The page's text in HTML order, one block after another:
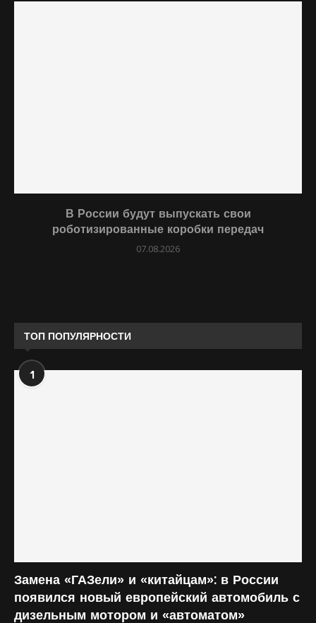
В России будут выпускать свои
роботизированные коробки передач
07.08.2026
ТОП ПОПУЛЯРНОСТИ
1
Замена «ГАЗели» и «китайцам»: в России
появился новый европейский автомобиль с
дизельным мотором и «автоматом»